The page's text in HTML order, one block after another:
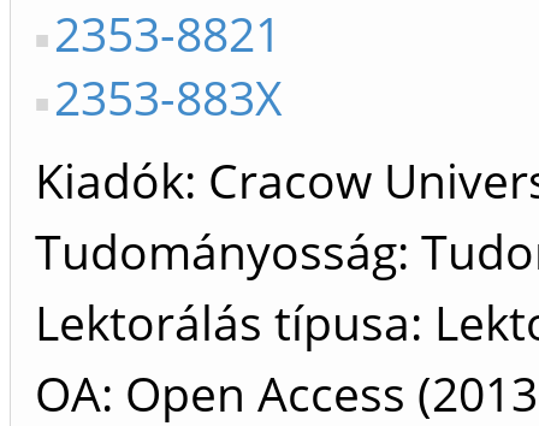
2353-8821
2353-883X
Kiadók Cracow
Tudományosság:
Lektorálás típusa:
OA: Open Access